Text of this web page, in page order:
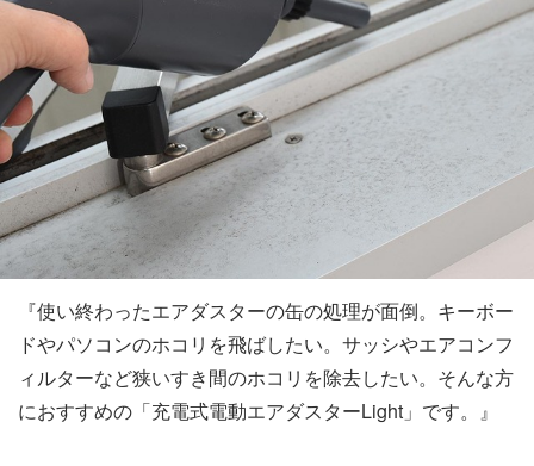
『使い終わったエアダスターの缶の処理が面倒。キーボー
ドやパソコンのホコリを飛ばしたい。サッシやエアコンフ
ィルターなど狭いすき間のホコリを除去したい。そんな方
におすすめの「充電式電動エアダスターLight」です。』